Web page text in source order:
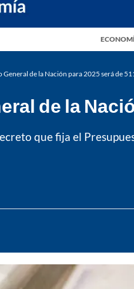
General de la Nación para 2025 será de
de la
que fija el